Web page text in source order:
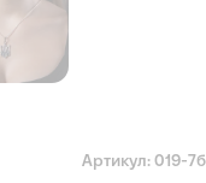
Артикул: 019-7б